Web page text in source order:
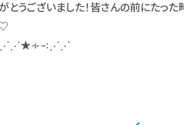
うございました！皆さんの前にたった